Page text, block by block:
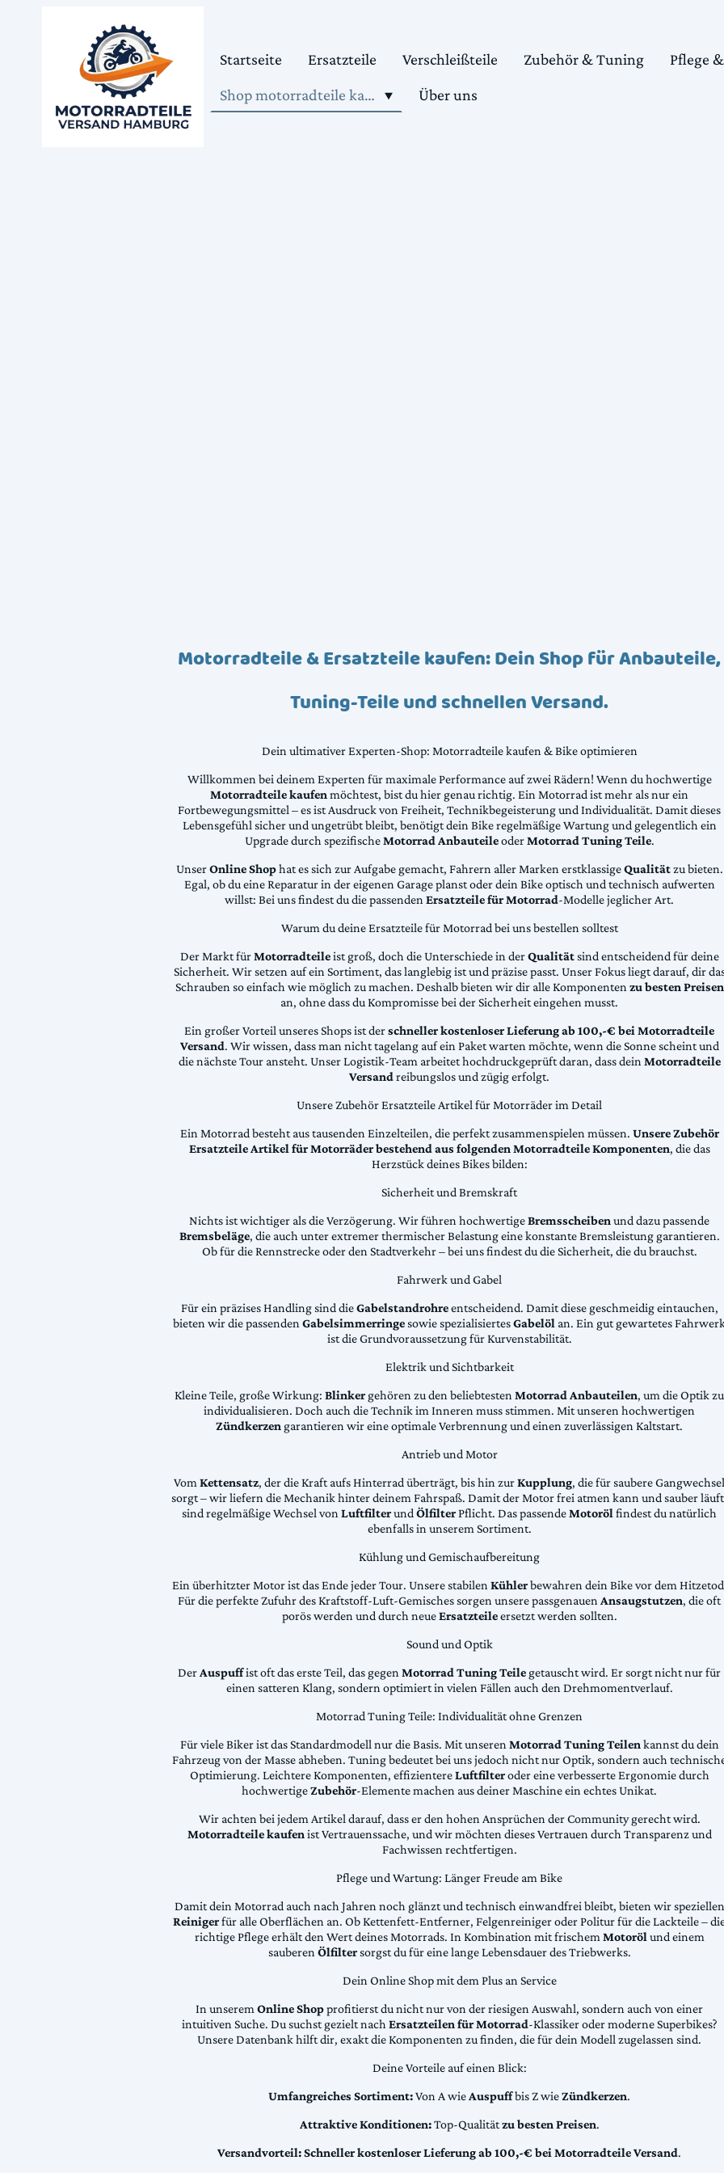
Startseite Ersatzteile Verschleißteile Zubehör & Tuning
Pflege
Shop motorradteile kaufen
Über uns
Motorradteile & Ersatzteile kaufen: Dein Shop für Anbauteile,
Tuning-Teile und schnellen Versand.
Dein ultimativer Experten-Shop: Motorradteile kaufen & Bike optimieren
Willkommen bei deinem Experten für maximale Performance auf zwei Rädern! Wenn du hochwertige
Motorradteile kaufenmöchtest, bist du hier genau richtig. Ein Motorrad ist mehr als nur ein
Fortbewegungsmittel – es ist Ausdruck von Freiheit, Technikbegeisterung und Individualität. Damit dieses
Lebensgefühl sicher und ungetrübt bleibt, benötigt dein Bike regelmäßige Wartung und gelegentlich ein
Upgrade durch spezifischeMotorrad AnbauteileoderMotorrad Tuning Teile.
UnserOnline Shophat es sich zur Aufgabe gemacht, Fahrern aller Marken erstklassigeQualitätzu bieten.
Egal, ob du eine Reparatur in der eigenen Garage planst oder dein Bike optisch und technisch aufwerten
willst: Bei uns findest du die passendenErsatzteile für Motorrad-Modelle jeglicher Art.
Warum du deine Ersatzteile für Motorrad bei uns bestellen solltest
Der Markt fürMotorradteileist groß, doch die Unterschiede in derQualitätsind entscheidend für deine
Sicherheit. Wir setzen auf ein Sortiment, das langlebig ist und präzise passt. Unser Fokus liegt darauf, dir
Schrauben so einfach wie möglich zu machen. Deshalb bieten wir dir alle Komponentenzu besten Preisen
an, ohne dass du Kompromisse bei der Sicherheit eingehen musst.
Ein großer Vorteil unseres Shops ist derschneller kostenloser Lieferung ab 100,-€ bei Motorradteile
Versand. Wir wissen, dass man nicht tagelang auf ein Paket warten möchte, wenn die Sonne scheint und
die nächste Tour ansteht. Unser Logistik-Team arbeitet hochdruckgeprüft daran, dass deinMotorradteile
Versandreibungslos und zügig erfolgt.
Unsere Zubehör Ersatzteile Artikel für Motorräder im Detail
Ein Motorrad besteht aus tausenden Einzelteilen, die perfekt zusammenspielen müssen. Unsere Zubehör
Ersatzteile Artikel für Motorräder bestehend aus folgenden Motorradteile Komponenten, die das
Herzstück deines Bikes bilden:
Sicherheit und Bremskraft
Nichts ist wichtiger als die Verzögerung. Wir führen hochwertigeBremsscheibenund dazu passende
Bremsbeläge, die auch unter extremer thermischer Belastung eine konstante Bremsleistung garantieren.
Ob für die Rennstrecke oder den Stadtverkehr – bei uns findest du die Sicherheit, die du brauchst.
Fahrwerk und Gabel
Für ein präzises Handling sind dieGabelstandrohreentscheidend. Damit diese geschmeidig eintauchen,
bieten wir die passendenGabelsimmerringesowie spezialisiertesGabelöl an. Ein gut gewartetes
ist die Grundvoraussetzung für Kurvenstabilität.
Elektrik und Sichtbarkeit
Kleine Teile, große Wirkung: Blinker gehören zu den beliebtestenMotorrad Anbauteilen, um die Optik zu
individualisieren. Doch auch die Technik im Inneren muss stimmen. Mit unseren hochwertigen
Zündkerzen garantieren wir eine optimale Verbrennung und einen zuverlässigen Kaltstart.
Antrieb und Motor
VomKettensatz, der die Kraft aufs Hinterrad überträgt, bis hin zurKupplung, die für saubere Gangwechsel
sorgt – wir liefern die Mechanik hinter deinem Fahrspaß. Damit der Motor frei atmen kann und sauber
sind regelmäßige Wechsel vonLuftfilterundÖlfilterPflicht. Das passendeMotorölfindest du natürlich
ebenfalls in unserem Sortiment.
Kühlung und Gemischaufbereitung
Ein überhitzter Motor ist das Ende jeder Tour. Unsere stabilenKühlerbewahren dein Bike vor dem
Für die perfekte Zufuhr des Kraftstoff-Luft-Gemisches sorgen unsere passgenauenAnsaugstutzen, die oft
porös werden und durch neueErsatzteileersetzt werden sollten.
Sound und Optik
DerAuspuffist oft das erste Teil, das gegenMotorrad Tuning Teile getauscht wird. Er sorgt nicht nur für
einen satteren Klang, sondern optimiert in vielen Fällen auch den Drehmomentverlauf.
Motorrad Tuning Teile: Individualität ohne Grenzen
Für viele Biker ist das Standardmodell nur die Basis. Mit unserenMotorrad Tuning Teilenkannst du dein
Fahrzeug von der Masse abheben. Tuning bedeutet bei uns jedoch nicht nur Optik, sondern auch
Optimierung. Leichtere Komponenten, effizientereLuftfilteroder eine verbesserte Ergonomie durch
hochwertigeZubehör-Elemente machen aus deiner Maschine ein echtes Unikat.
Wir achten bei jedem Artikel darauf, dass er den hohen Ansprüchen der Community gerecht wird.
Motorradteile kaufenist Vertrauenssache, und wir möchten dieses Vertrauen durch Transparenz und
Fachwissen rechtfertigen.
Pflege und Wartung: Länger Freude am Bike
Damit dein Motorrad auch nach Jahren noch glänzt und technisch einwandfrei bleibt, bieten wir speziellen
Reinigerfür alle Oberflächen an. Ob Kettenfett-Entferner, Felgenreiniger oder Politur für die Lackteile –
richtige Pflege erhält den Wert deines Motorrads. In Kombination mit frischemMotorölund einem
sauberenÖlfiltersorgst du für eine lange Lebensdauer des Triebwerks.
Dein Online Shop mit dem Plus an Service
In unseremOnline Shopprofitierst du nicht nur von der riesigen Auswahl, sondern auch von einer
intuitiven Suche. Du suchst gezielt nachErsatzteilen für Motorrad-Klassiker oder moderne Superbikes?
Unsere Datenbank hilft dir, exakt die Komponenten zu finden, die für dein Modell zugelassen sind.
Deine Vorteile auf einen Blick:
Umfangreiches Sortiment:Von A wieAuspuffbis Z wieZündkerzen.
Attraktive Konditionen:Top-Qualitätzu besten Preisen.
Versandvorteil:Schneller kostenloser Lieferung ab 100,-€ bei Motorradteile Versand.